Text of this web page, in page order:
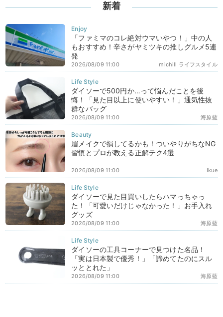
新着
「ファミマのコレ絶対ウマいやつ！」中の人
もおすすめ！辛さがヤミツキの推しグルメ5連
発
michill ライフスタイル
2026/08/09 11:00
ダイソーで500円か…って悩んだことを後
悔！「見た目以上に使いやすい！」通気性抜
群なバッグ
海原藍
2026/08/09 11:00
眉メイクで損してるかも！ついやりがちなNG
習慣とプロが教える正解テク4選
Ikue
2026/08/09 11:00
ダイソーで見た目買いしたらハマっちゃっ
た！「可愛いだけじゃなかった！」お手入れ
グッズ
海原藍
2026/08/09 11:00
ダイソーの工具コーナーで見つけた名品！
「実は日本製で優秀！」「諦めてたのにスル
ッととれた」
海原藍
2026/08/09 11:00